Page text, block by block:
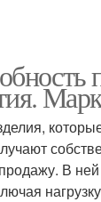
В